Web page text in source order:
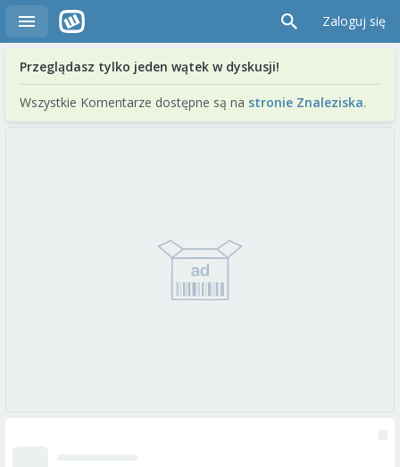
Zaloguj się
Przeglądasz tylko jeden wątek w dyskusji!
Wszystkie Komentarze dostępne są na stronie Znaleziska.